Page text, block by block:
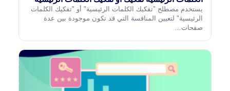
يستخدم مصطلح "تفكيك الكلمات الرئيسية" أو "تفكيك الكلمات
الرئيسية" لتعيين المنافسة التي قد تكون موجودة بين عدة
صفحات…